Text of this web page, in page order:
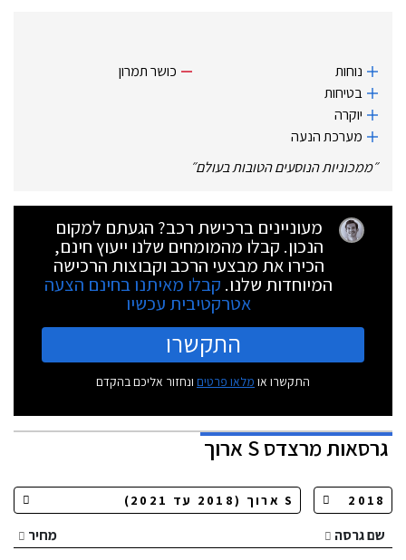
נוחות
בטיחות
יוקרה
מערכת הנעה
כושר תמרון
״ממכוניות הנוסעים הטובות בעולם״
מעוניינים ברכישת רכב? הגעתם למקום
הנכון. קבלו מהמומחים שלנו ייעוץ חינם,
הכירו את מבצעי הרכב וקבוצות הרכישה
המיוחדות שלנו. קבלו מאיתנו בחינם הצעה
אטרקטיבית עכשיו
התקשרו
התקשרו או מלאו פרטים ונחזור אליכם בהקדם
גרסאותמרצדס S ארוך
שם גרסה
מחיר